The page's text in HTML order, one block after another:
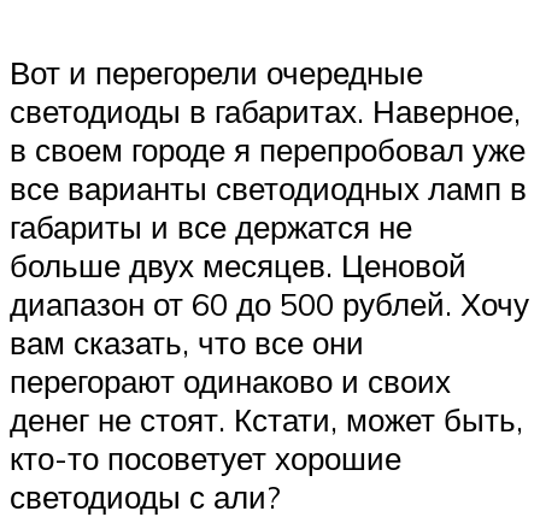
Вот и перегорели очередные
светодиоды в габаритах. Наверное,
в своем городе я перепробовал уже
все варианты светодиодных ламп в
габариты и все держатся не
больше двух месяцев. Ценовой
диапазон от 60 до 500 рублей. Хочу
вам сказать, что все они
перегорают одинаково и своих
денег не стоят. Кстати, может быть,
кто-то посоветует хорошие
светодиоды с али?